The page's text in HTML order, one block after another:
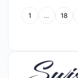
1 … 18